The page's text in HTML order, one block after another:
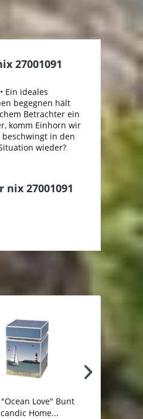
27001091
Ein ideales
begegnen hält
Betrachter ein
komm Einhorn wir
beschwingt in den
wieder?
27001091
"Ocean Love" Bunt
Home...